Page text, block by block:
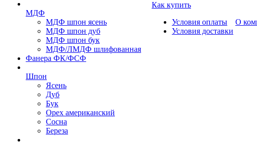
МДФ
МДФ шпон ясень
МДФ шпон дуб
МДФ шпон бук
МДФ/ЛМДФ шлифованная
Фанера ФК/ФСФ
Шпон
Ясень
Дуб
Бук
Орех американский
Сосна
Береза
Как купить
Условия оплаты
Условия доставки
О